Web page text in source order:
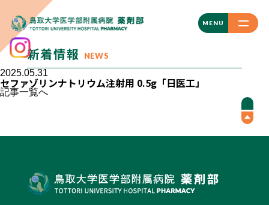
MENU
CLOSE
新着情報 NEWS
2025.05.31
セファゾリンナトリウム注射用 0.5g「日医工」
記事一覧へ